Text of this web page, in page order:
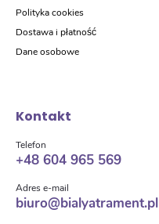
Polityka cookies
Dostawa i płatność
Dane osobowe
Kontakt
Telefon
+48 604 965 569
Adres e-mail
biuro@bialyatrament.pl